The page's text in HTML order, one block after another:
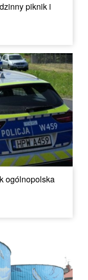
piknik i
ogólnopolska